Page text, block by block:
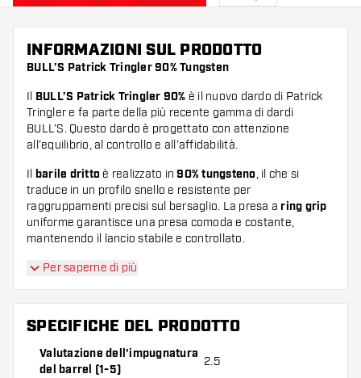
INFORMAZIONI SUL PRODOTTO
BULL’S Patrick Tringler 90% Tungsten
Il BULL’S Patrick Tringler 90% è il nuovo dardo di Patrick
Tringler e fa parte della più recente gamma di dardi
BULL’S. Questo dardo è progettato con attenzione
all’equilibrio, al controllo e all’affidabilità.
Il barile dritto è realizzato in90% tungsteno, il che si
traduce in un profilo snello e resistente per
raggruppamenti precisi sul bersaglio. La presa aring grip
uniforme garantisce una presa comoda e costante,
mantenendo il lancio stabile e controllato.
Per saperne di più
SPECIFICHE DEL PRODOTTO
Valutazione dell'impugnatura
del barrel (1-5)
2.5